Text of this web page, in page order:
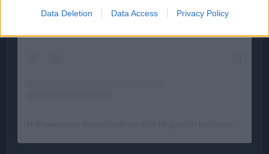
Data Deletion Data Access Privacy Policy